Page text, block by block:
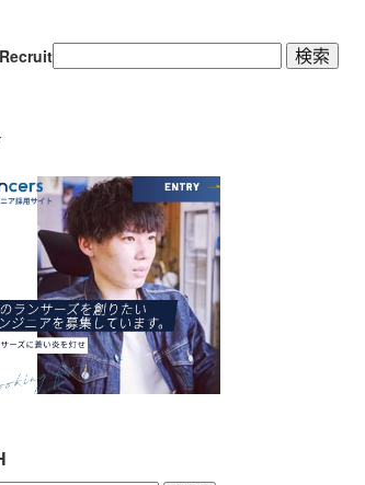
Recruit検
索: